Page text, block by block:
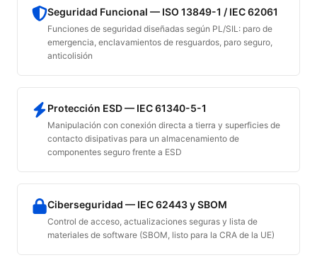
Seguridad Funcional — ISO 13849-1 / IEC 62061
Funciones de seguridad diseñadas según PL/SIL: paro de
emergencia, enclavamientos de resguardos, paro seguro,
anticolisión
Protección ESD — IEC 61340-5-1
Manipulación con conexión directa a tierra y superficies de
contacto disipativas para un almacenamiento de
componentes seguro frente a ESD
Ciberseguridad — IEC 62443 y SBOM
Control de acceso, actualizaciones seguras y lista de
materiales de software (SBOM, listo para la CRA de la UE)